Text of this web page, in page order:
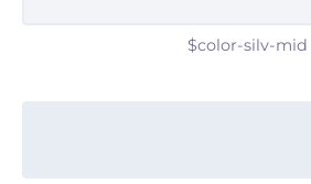
$color-silv-mid